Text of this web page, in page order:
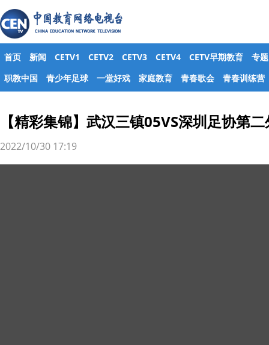
首页 新闻 CETV1 CETV2 CETV3 CETV4 CETV早期教育
专题
职教中国
青少年足球 一堂好戏 家庭教育 青春歌会 青春训练营
【精彩集锦】武汉三镇05VS深圳足协第
2022/10/30 17:19